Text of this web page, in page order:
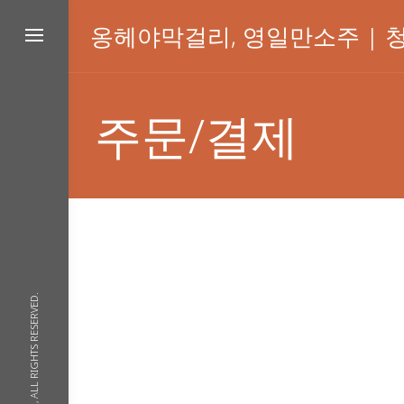
content옹헤야막걸리, 영일만소주 |
주문/결제